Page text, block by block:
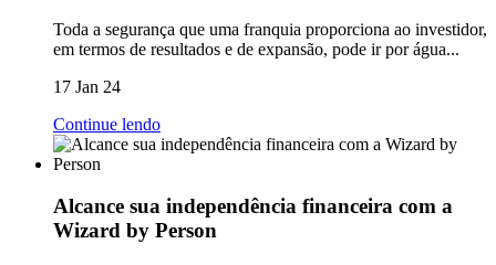
Toda a segurança que uma franquia proporciona ao investidor,
em termos de resultados e de expansão, pode ir por água...
17 Jan 24
Continue lendo
Alcance sua independência financeira com a
Wizard by Person